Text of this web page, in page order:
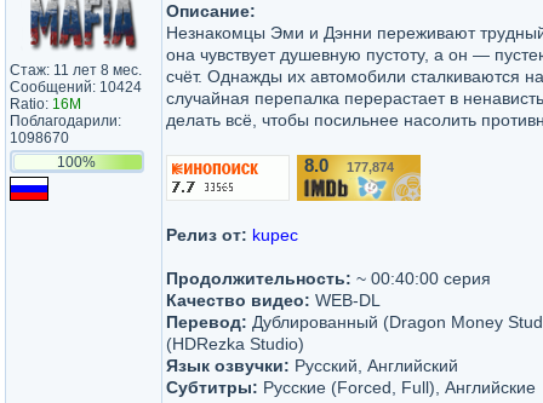
Стаж: 11 лет 8 мес.
Сообщений: 10424
Ratio: 16M
Поблагодарили:
1098670
100%
Описание:
Незнакомцы Эми и Дэнни переживают
она чувствует душевную пустоту, а он —
счёт. Однажды их автомобили сталкиваются
случайная перепалка перерастает в
делать всё, чтобы посильнее насолить
8.0 177,874
Релиз от: kupec
Продолжительность: ~ 00:40:00 серия
Качество видео: WEB-DL
Перевод: Дублированный (Dragon Money
(HDRezka Studio)
Язык озвучки: Русский, Английский
Субтитры: Русские (Forced, Full), Английские